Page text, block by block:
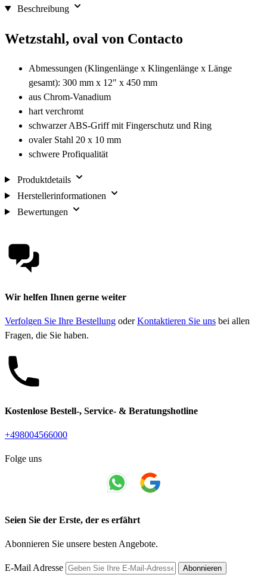
Beschreibung
Wetzstahl, oval von Contacto
Abmessungen (Klingenlänge x Klingenlänge x Länge
gesamt): 300 mm x 12" x 450 mm
aus Chrom-Vanadium
hart verchromt
schwarzer ABS-Griff mit Fingerschutz und Ring
ovaler Stahl 20 x 10 mm
schwere Profiqualität
Produktdetails
Herstellerinformationen
Bewertungen
Wir helfen Ihnen gerne weiter
Verfolgen Sie Ihre Bestellung oderKontaktieren Sie uns bei allen
Fragen, die Sie haben.
Kostenlose Bestell-, Service- & Beratungshotline
+498004566000
Folge uns
Seien Sie der Erste, der es erfährt
Abonnieren Sie unsere besten Angebote.
E-Mail Adresse Abonnieren